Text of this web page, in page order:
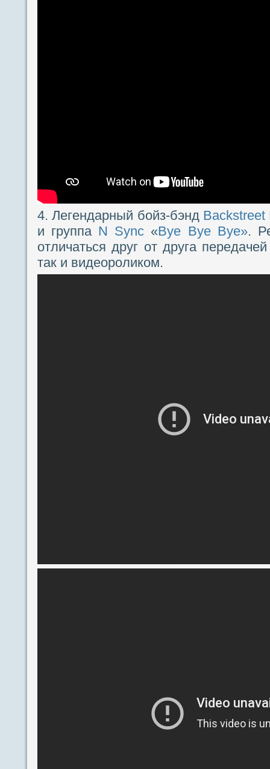
4. Легендарный бойз-бэнд Backstreet
и группа N Sync «Bye Bye Bye».
отличаться друг от друга
так и видеороликом.